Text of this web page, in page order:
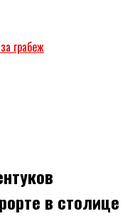
грабеж
в столице